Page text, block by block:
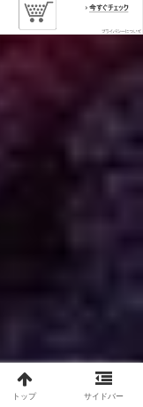
トップ サイドバー